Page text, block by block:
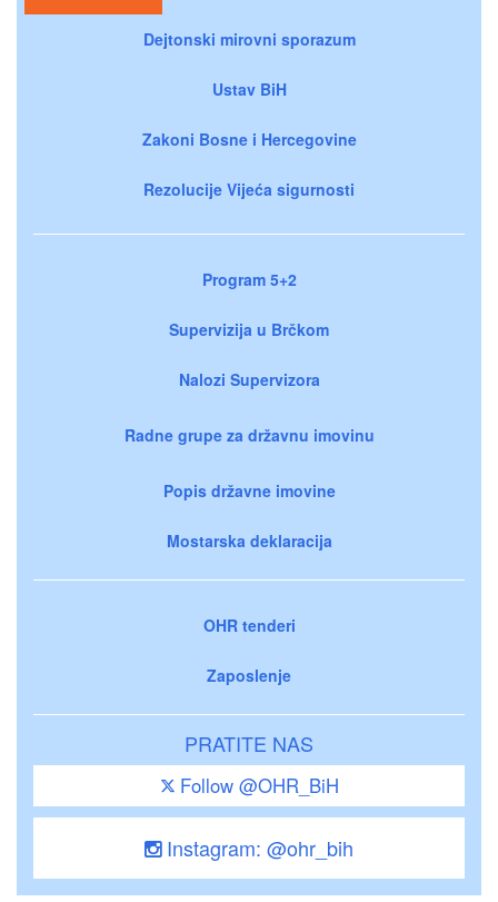
Dejtonski mirovni sporazum
Ustav BiH
Zakoni Bosne i Hercegovine
Rezolucije Vijeća sigurnosti
Program 5+2
Supervizija u Brčkom
Nalozi Supervizora
Radne grupe za državnu imovinu
Popis državne imovine
Mostarska deklaracija
OHR tenderi
Zaposlenje
PRATITE NAS
Follow @OHR_BiH
Instagram: @ohr_bih